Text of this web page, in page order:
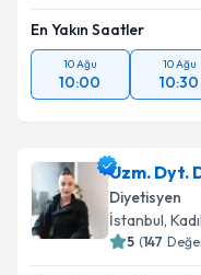
En Yakın Saatler
10 Ağu
10:00
10 Ağu
10:30
Uzm. Dyt.
Diyetisyen
İstanbul,
5 (147